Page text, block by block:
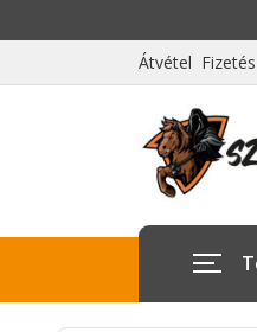
Átvétel Fizetés